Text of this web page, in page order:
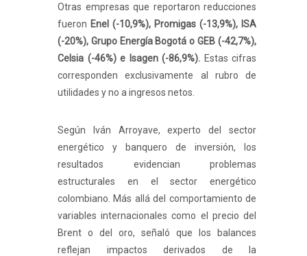
Otras empresas que reportaron reducciones
fueron Enel (-10,9%), Promigas (-13,9%), ISA
(-20%), Grupo Energía Bogotá o GEB (-42,7%),
Celsia (-46%) e Isagen (-86,9%). Estas cifras
corresponden exclusivamente al rubro de
utilidades y no a ingresos netos.
Según Iván Arroyave, experto del sector
energético y banquero de inversión, los
resultados evidencian problemas
estructurales en el sector energético
colombiano. Más allá del comportamiento de
variables internacionales como el precio del
Brent o del oro, señaló que los balances
reflejan impactos derivados de la